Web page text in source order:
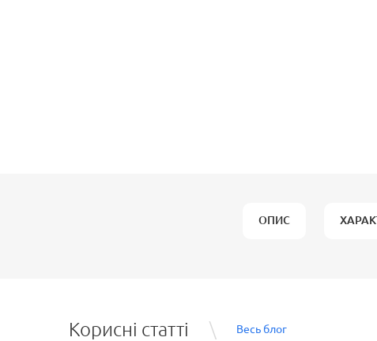
ОПИС
Корисні статті Весь блог